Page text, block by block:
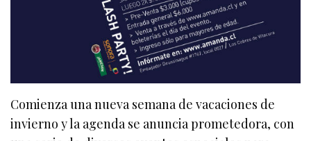
Comienza una nueva semana de vacaciones de
invierno y la agenda se anuncia prometedora, con